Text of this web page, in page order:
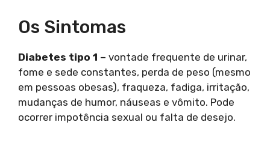
Os Sintomas
Diabetes tipo 1 – vontade frequente de urinar,
fome e sede constantes, perda de peso (mesmo
em pessoas obesas), fraqueza, fadiga, irritação,
mudanças de humor, náuseas e vômito. Pode
ocorrer impotência sexual ou falta de desejo.